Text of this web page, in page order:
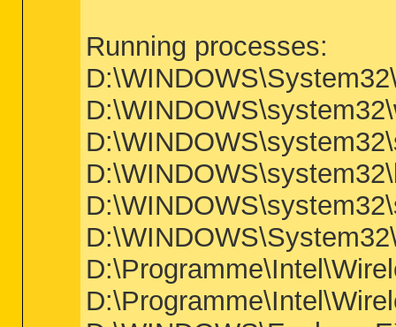
Running processes: